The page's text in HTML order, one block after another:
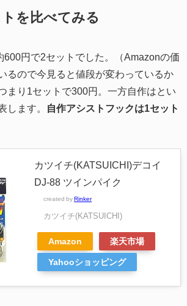
を比べてみる
600円で2セットでした。（Amazonの価
るので今見ると値段が変わっているか
まり1セットで300円。一方自作はとい
します。
自作アシストフックは1セット
カツイチ(KATSUICHI)デコイ
DJ-88 ツインパイク
created by Rinker
カツイチ(KATSUICHI)
Amazon 楽天市場
Yahooショッピング